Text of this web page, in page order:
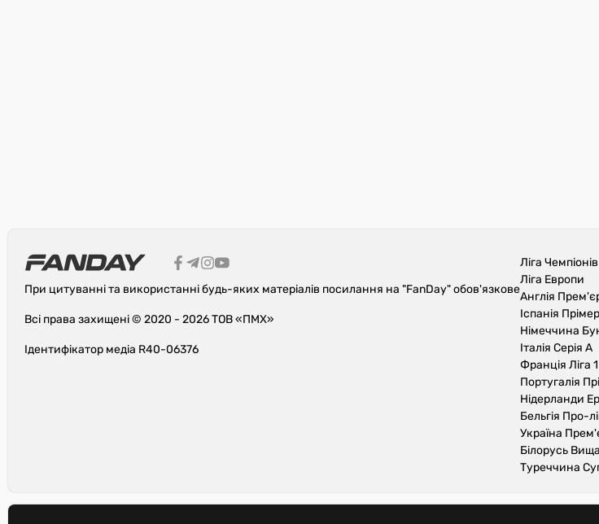
При цитуванні та використанні будь-яких матеріалів посилання на "FanDay" обов'язкове
Всі права захищені © 2020 - 2026 ТОВ «ПМХ»
Ідентифікатор медіа R40-06376
Ліга Чемпіонів
Ліга Европи
Англія
Іспанія
Німеччина
Італія Серія А
Франція Ліга 1
Португалія
Нідерланди
Бельгія Про-
Україна
Білорусь Вища
Туреччина